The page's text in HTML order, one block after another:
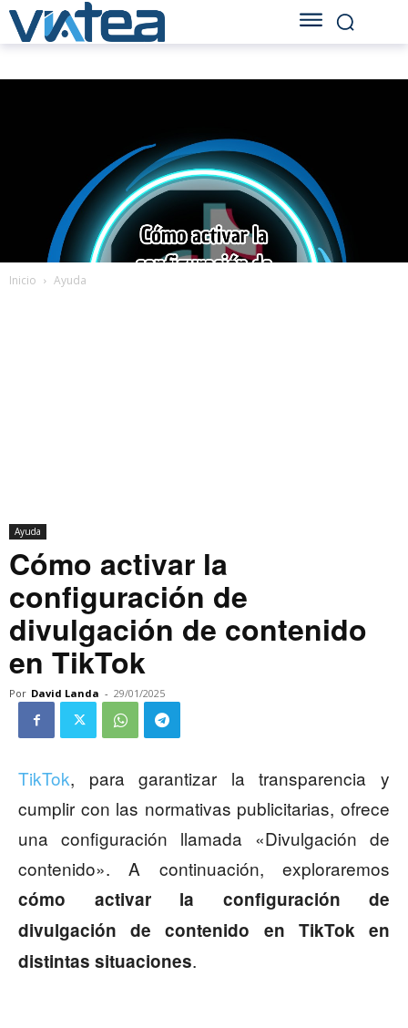
Inicio Ayuda
Ayuda
Cómo activar la
configuración de
divulgación de contenido
en TikTok
Por David Landa - 29/01/2025
TikTok, para garantizar la transparencia y
cumplir con las normativas publicitarias, ofrece
una configuración llamada «Divulgación de
contenido». A continuación, exploraremos
cómo activar la configuración de
divulgación de contenido en TikTok en
distintas situaciones.